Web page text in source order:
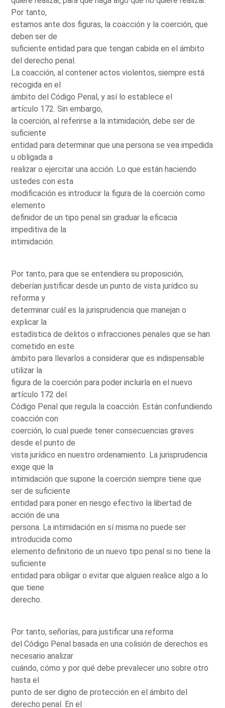
Por tanto,
estamos ante dos figuras, la coacción y la coerción, que
deben ser de
suficiente entidad para que tengan cabida en el ámbito
del derecho penal.
La coacción, al contener actos violentos, siempre está
recogida en el
ámbito del Código Penal, y así lo establece el
artículo 172. Sin embargo,
la coerción, al referirse a la intimidación, debe ser de
suficiente
entidad para determinar que una persona se vea impedida
u obligada a
realizar o ejercitar una acción. Lo que están haciendo
ustedes con esta
modificación es introducir la figura de la coerción como
elemento
definidor de un tipo penal sin graduar la eficacia
impeditiva de la
intimidación.
Por tanto, para que se entendiera su proposición,
deberían justificar desde un punto de vista jurídico su
reforma y
determinar cuál es la jurisprudencia que manejan o
explicar la
estadística de delitos o infracciones penales que se han
cometido en este
ámbito para llevarlos a considerar que es indispensable
utilizar la
figura de la coerción para poder incluirla en el nuevo
artículo 172 del
Código Penal que regula la coacción. Están confundiendo
coacción con
coerción, lo cual puede tener consecuencias graves
desde el punto de
vista jurídico en nuestro ordenamiento. La jurisprudencia
exige que la
intimidación que supone la coerción siempre tiene que
ser de suficiente
entidad para poner en riesgo efectivo la libertad de
acción de una
persona. La intimidación en sí misma no puede ser
introducida como
elemento definitorio de un nuevo tipo penal si no tiene la
suficiente
entidad para obligar o evitar que alguien realice algo a lo
que tiene
derecho.
Por tanto, señorías, para justificar una reforma
del Código Penal basada en una colisión de derechos es
necesario analizar
cuándo, cómo y por qué debe prevalecer uno sobre otro
hasta el
punto de ser digno de protección en el ámbito del
derecho penal. En el